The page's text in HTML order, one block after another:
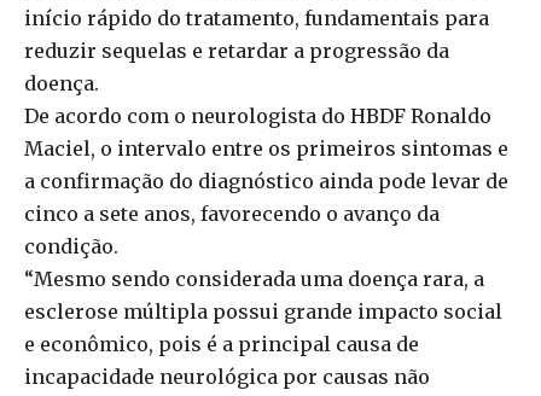
início rápido do tratamento, fundamentais para
reduzir sequelas e retardar a progressão da
doença.
De acordo com o neurologista do HBDF Ronaldo
Maciel, o intervalo entre os primeiros sintomas e
a confirmação do diagnóstico ainda pode levar de
cinco a sete anos, favorecendo o avanço da
condição.
“Mesmo sendo considerada uma doença rara, a
esclerose múltipla possui grande impacto social
e econômico, pois é a principal causa de
incapacidade neurológica por causas não